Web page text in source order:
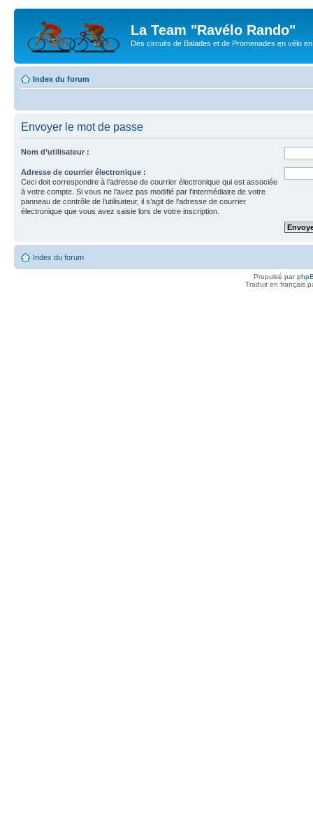
La Team "Ravélo Rando"
Des circuits de Balades et de Promenades en vélo
Index du forum
Envoyer le mot de passe
Nom d’utilisateur :
Adresse de courrier électronique :
Ceci doit correspondre à l’adresse de courrier électronique qui est associée
à votre compte. Si vous ne l’avez pas modifié par l’intermédiaire de votre
panneau de contrôle de l’utilisateur, il s’agit de l’adresse de courrier
électronique que vous avez saisie lors de votre inscription.
Index du forum
Propulsé par
Traduit en français